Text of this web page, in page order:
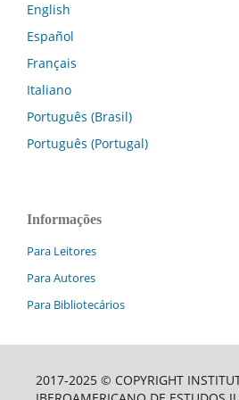
English
Español
Français
Italiano
Português (Brasil)
Português (Portugal)
Informações
Para Leitores
Para Autores
Para Bibliotecários
2017-2025 © COPYRIGHT